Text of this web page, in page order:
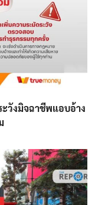
วังมิจฉาชีพแอบอ้าง